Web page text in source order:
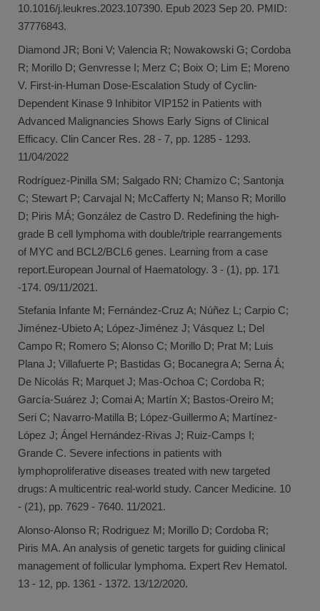
10.1016/j.leukres.2023.107390. Epub 2023 Sep 20. PMID:
37776843.
Diamond JR; Boni V; Valencia R; Nowakowski G; Cordoba
R; Morillo D; Genvresse I; Merz C; Boix O; Lim E; Moreno
V. First-in-Human Dose-Escalation Study of Cyclin-
Dependent Kinase 9 Inhibitor VIP152 in Patients with
Advanced Malignancies Shows Early Signs of Clinical
Efficacy. Clin Cancer Res. 28 - 7, pp. 1285 - 1293.
11/04/2022
Rodríguez-Pinilla SM; Salgado RN; Chamizo C; Santonja
C; Stewart P; Carvajal N; McCafferty N; Manso R; Morillo
D; Piris MÁ; González de Castro D. Redefining the high-
grade B cell lymphoma with double/triple rearrangements
of MYC and BCL2/BCL6 genes. Learning from a case
report.European Journal of Haematology. 3 - (1), pp. 171
-174. 09/11/2021.
Stefania Infante M; Fernández-Cruz A; Núñez L; Carpio C;
Jiménez-Ubieto A; López-Jiménez J; Vásquez L; Del
Campo R; Romero S; Alonso C; Morillo D; Prat M; Luis
Plana J; Villafuerte P; Bastidas G; Bocanegra A; Serna Á;
De Nicolás R; Marquet J; Mas-Ochoa C; Cordoba R;
García-Suárez J; Comai A; Martín X; Bastos-Oreiro M;
Seri C; Navarro-Matilla B; López-Guillermo A; Martínez-
López J; Ángel Hernández-Rivas J; Ruiz-Camps I;
Grande C. Severe infections in patients with
lymphoproliferative diseases treated with new targeted
drugs: A multicentric real-world study. Cancer Medicine. 10
- (21), pp. 7629 - 7640. 11/2021.
Alonso-Alonso R; Rodriguez M; Morillo D; Cordoba R;
Piris MA. An analysis of genetic targets for guiding clinical
management of follicular lymphoma. Expert Rev Hematol.
13 - 12, pp. 1361 - 1372. 13/12/2020.